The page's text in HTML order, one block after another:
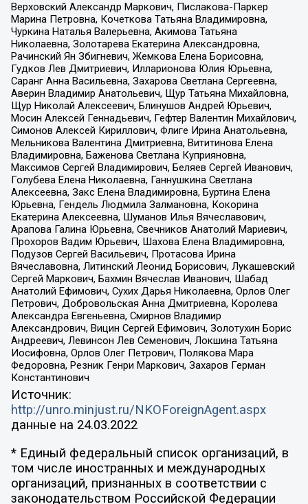
Верховский Александр Маркович, Пислакова-Паркер
Марина Петровна, Кочеткова Татьяна Владимировна,
Чуркина Наталья Валерьевна, Акимова Татьяна
Николаевна, Золотарева Екатерина Александровна,
Рачинский Ян Збигневич, Жемкова Елена Борисовна,
Гудков Лев Дмитриевич, Илларионова Юлия Юрьевна,
Саранг Анна Васильевна, Захарова Светлана Сергеевна,
Аверин Владимир Анатольевич, Щур Татьяна Михайловна,
Щур Николай Алексеевич, Блинушов Андрей Юрьевич,
Мосин Алексей Геннадьевич, Гефтер Валентин Михайлович,
Симонов Алексей Кириллович, Флиге Ирина Анатольевна,
Мельникова Валентина Дмитриевна, Вититинова Елена
Владимировна, Баженова Светлана Куприяновна,
Максимов Сергей Владимирович, Беляев Сергей Иванович,
Голубева Елена Николаевна, Ганнушкина Светлана
Алексеевна, Закс Елена Владимировна, Буртина Елена
Юрьевна, Гендель Людмила Залмановна, Кокорина
Екатерина Алексеевна, Шуманов Илья Вячеславович,
Арапова Галина Юрьевна, Свечников Анатолий Мариевич,
Прохоров Вадим Юрьевич, Шахова Елена Владимировна,
Подузов Сергей Васильевич, Протасова Ирина
Вячеславовна, Литинский Леонид Борисович, Лукашевский
Сергей Маркович, Бахмин Вячеслав Иванович, Шабад
Анатолий Ефимович, Сухих Дарья Николаевна, Орлов Олег
Петрович, Добровольская Анна Дмитриевна, Королева
Александра Евгеньевна, Смирнов Владимир
Александрович, Вицин Сергей Ефимович, Золотухин Борис
Андреевич, Левинсон Лев Семенович, Локшина Татьяна
Иосифовна, Орлов Олег Петрович, Полякова Мара
Федоровна, Резник Генри Маркович, Захаров Герман
Константинович
Источник:
http://unro.minjust.ru/NKOForeignAgent.aspx
данные на 24.03.2022
* Единый федеральный список организаций, в
том числе иностранных и международных
организаций, признанных в соответствии с
законодательством Российской Федерации